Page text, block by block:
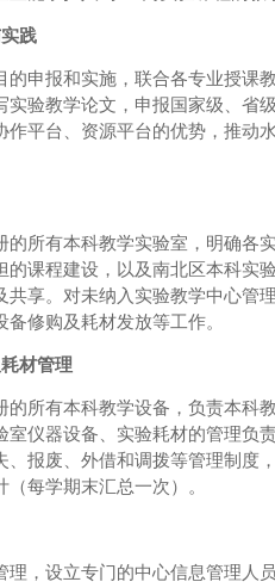
践
的申报和实施，联合各专业授课
实验教学论文，申报国家级、省
作平台、资源平台的优势，推动
的所有本科教学实验室，明确各
的课程建设，以及南北区本科实
共享。对未纳入实验教学中心管
修购及耗材发放等工作。
材管理
的所有本科教学设备，负责本科
室仪器设备、实验耗材的管理负
、报废、外借和调拨等管理制度
每学期末汇总一次）。
理，设立专门的中心信息管理人